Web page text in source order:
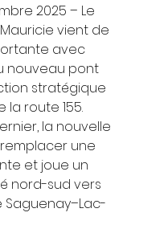
2025 – Le
vient de
avec
nouveau pont
stratégique
la route 155.
la nouvelle
une
et joue un
nord-sud vers
Saguenay–Lac-